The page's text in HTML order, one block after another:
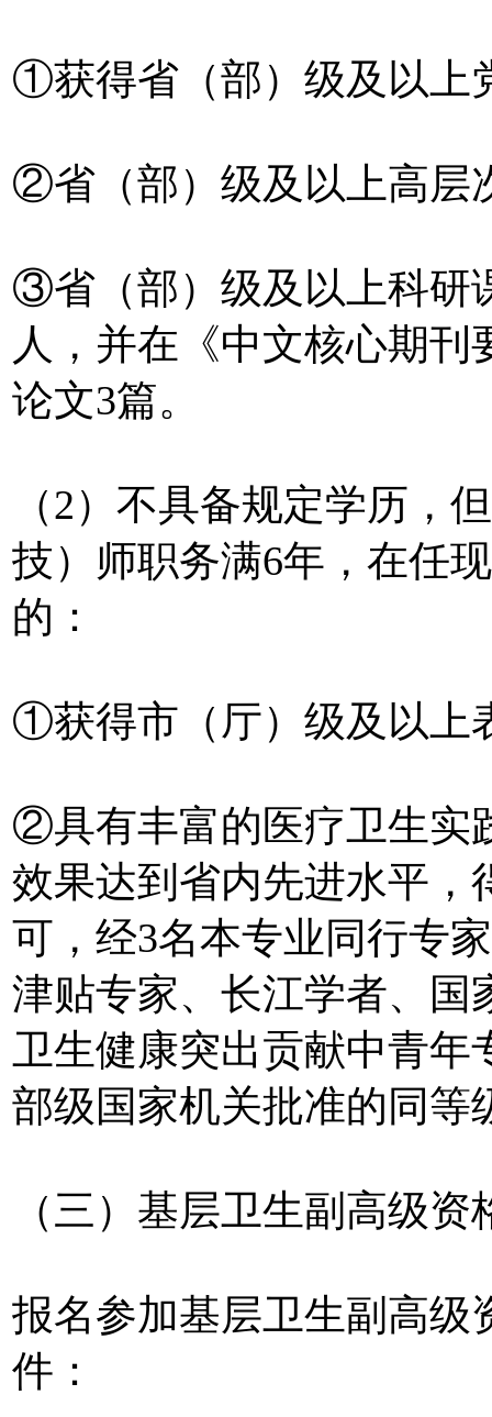
①获得省（部）级及以上
②省（部）级及以上高层
③省（部）级及以上科研
人，并在《中文核心期
论文3篇。
（2）不具备规定学历，
技）师职务满6年，在任
的：
①获得市（厅）级及以上
②具有丰富的医疗卫生实
效果达到省内先进水平，
可，经3名本专业同行专
津贴专家、长江学者、国
卫生健康突出贡献中青
部级国家机关批准的同等
（三）基层卫生副高级资
报名参加基层卫生副高级
件：